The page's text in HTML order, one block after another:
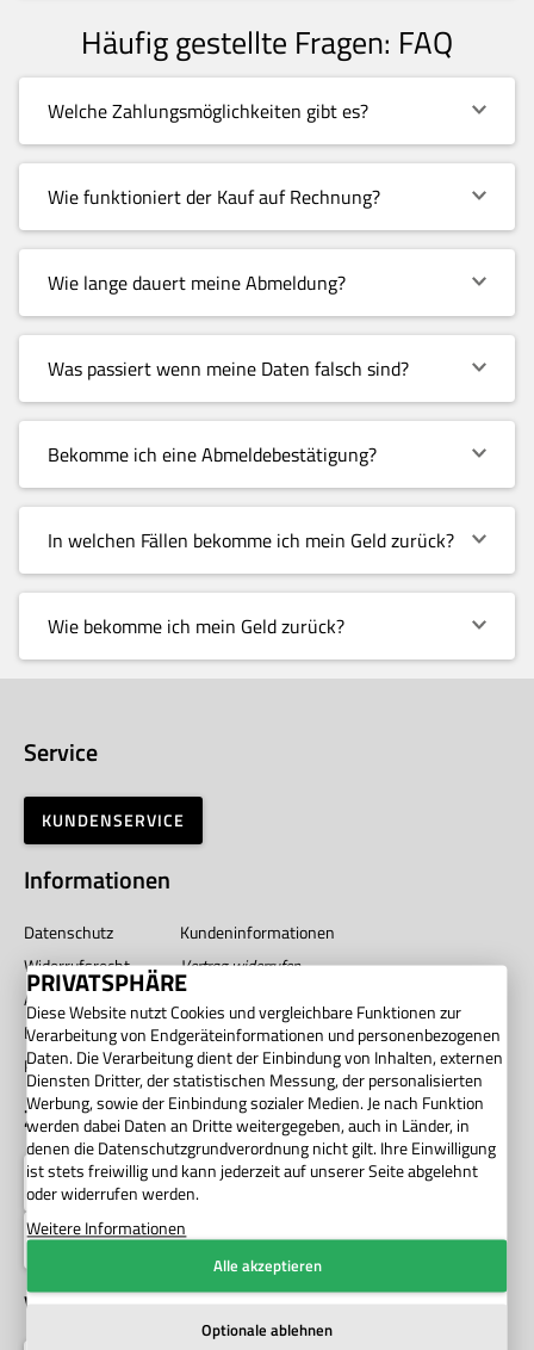
Häufig gestellte Fragen: FAQ
Welche Zahlungsmöglichkeiten gibt es?
Wie funktioniert der Kauf auf Rechnung?
Wie lange dauert meine Abmeldung?
Was passiert wenn meine Daten falsch sind?
Bekomme ich eine Abmeldebestätigung?
In welchen Fällen bekomme ich mein Geld zurück?
Wie bekomme ich mein Geld zurück?
Service
KUNDENSERVICE
Informationen
Datenschutz
Kundeninformationen
Widerrufsrecht
Vertrag widerrufen
AGB
Impressum
Barrierefreiheit
Unternehmen
Privatsphäre
Zahlung
Versand
PRIVATSPHÄRE
Diese Website nutzt Cookies und vergleichbare Funktionen zur
Verarbeitung von Endgeräteinformationen und personenbezogenen
Daten. Die Verarbeitung dient der Einbindung von Inhalten, externen
Diensten Dritter, der statistischen Messung, der personalisierten
Werbung, sowie der Einbindung sozialer Medien. Je nach Funktion
werden dabei Daten an Dritte weitergegeben, auch in Länder, in
denen die Datenschutzgrundverordnung nicht gilt. Ihre Einwilligung
ist stets freiwillig und kann jederzeit auf unserer Seite abgelehnt
oder widerrufen werden.
Weitere Informationen
Optionale ablehnen
Alle akzeptieren